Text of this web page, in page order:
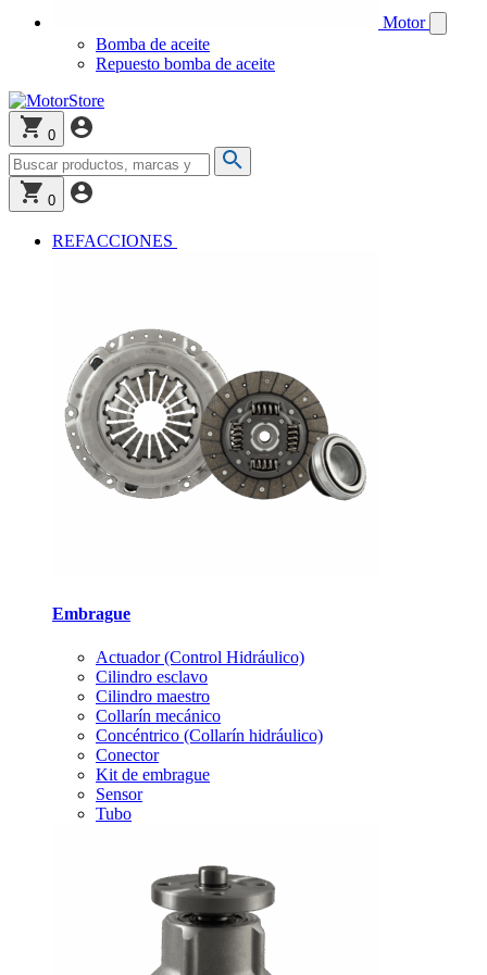
Motor
Bomba de aceite
Repuesto bomba de aceite
0
0
REFACCIONES
Embrague
Actuador (Control Hidráulico)
Cilindro esclavo
Cilindro maestro
Collarín mecánico
Concéntrico (Collarín hidráulico)
Conector
Kit de embrague
Sensor
Tubo